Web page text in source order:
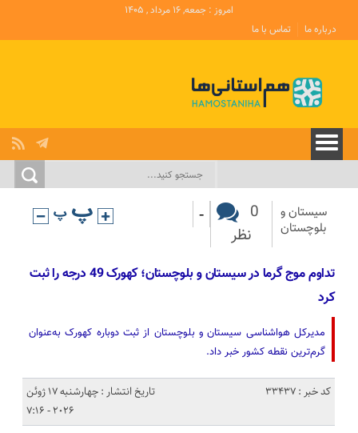
امروز : جمعه, ۱۶ مرداد , ۱۴۰۵
درباره ما
تماس با ما
سیستان و
بلوچستان
0
نظر
-
تداوم موج گرما در سیستان و بلوچستان؛ کهورک 49 درجه را ثبت
کرد
مدیرکل هواشناسی سیستان و بلوچستان از ثبت دوباره کهورک به‌عنوان
گرم‌ترین نقطه کشور خبر داد.
کد خبر : 33437
تاریخ انتشار : چهارشنبه 17 ژوئن
2026 - 7:16